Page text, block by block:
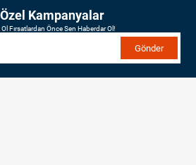
Kampanyalar
Ol Fırsatlardan Önce Sen Haberdar Ol!
Gönder